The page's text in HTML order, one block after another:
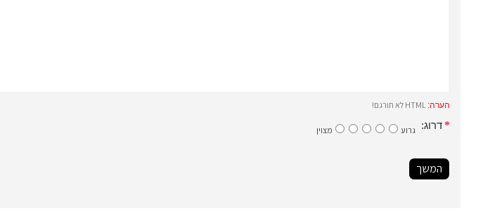
הערה:
דרוג: גרוע מצוין
המשך